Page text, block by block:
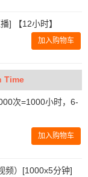
] 【12小时】
加入购物车
Time
次=1000小时，6-
加入购物车
频）[1000x5分钟]